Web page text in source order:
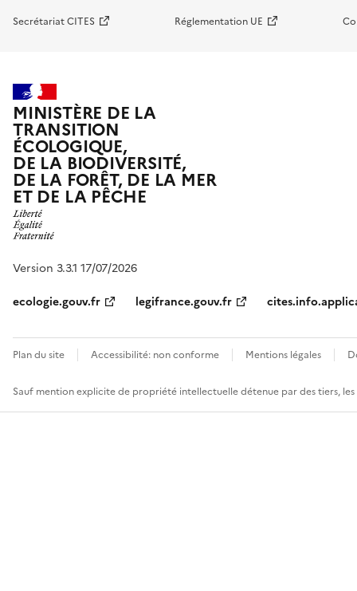
Secrétariat CITES Réglementation UE
MINISTÈRE DE LA
TRANSITION
ÉCOLOGIQUE,
DE LA BIODIVERSITÉ,
DE LA FORÊT, DE LA MER
ET DE LA PÊCHE
Version 3.3.1 17/07/2026
ecologie.gouv.fr
legifrance.gouv.fr
Plan du site Accessibilité: non conforme Mentions légales
Sauf mention explicite de propriété intellectuelle détenue par des tiers,